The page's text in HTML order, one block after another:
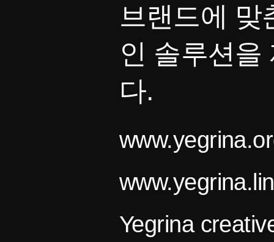
브랜드에 맞
인 솔루션을
다.
Yegrina